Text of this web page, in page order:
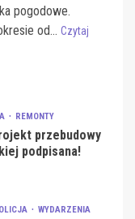
pogodowe.
od... Czytaj
REMONTY
przebudowy
podpisana!
WYDARZENIA